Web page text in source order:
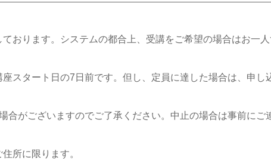
おります。システムの都合上、受講をご希望の場合はお一
スタート日の7日前です。但し、定員に達した場合は、申し
合がございますのでご了承ください。中止の場合は事前にご
所に限ります。